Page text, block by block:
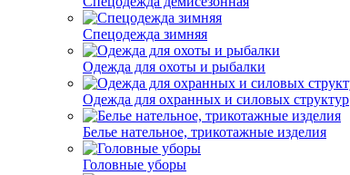
Спецодежда зимняя
Одежда для охоты и рыбалки
Одежда для охранных и силовых структур
Белье нательное, трикотажные изделия
Головные уборы